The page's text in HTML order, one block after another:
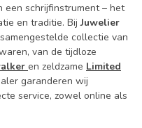
een schrijfinstrument – het
en traditie. BijJuwelier
collectie van
van de tijdloze
en zeldzame Limited
garanderen wij
service, zowel online als